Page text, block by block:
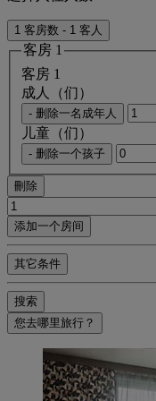
1 客房数 - 1 客人
客房 1
客房 1
成人（们）
- 删除一名成年人
儿童（们）
- 删除一个孩子
刪除
添加一个房间
其它条件
搜索
您去哪里旅行？